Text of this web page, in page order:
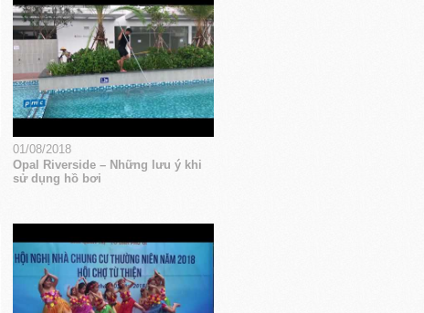
01/08/2018
Opal Riverside – Những lưu ý khi
sử dụng hồ bơi